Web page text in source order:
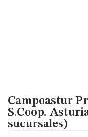
Campoastur
S.coop.
sucursales)